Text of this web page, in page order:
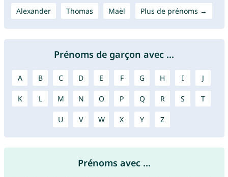
Alexander Thomas Maël Plus de prénoms →
Prénoms de garçon avec ...
A B C D E F G H I J
K L M N O P Q R S T
U V W X Y Z
Prénoms avec ...